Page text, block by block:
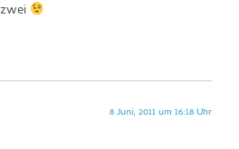
8 Juni, 2011 um 16:18 Uhr